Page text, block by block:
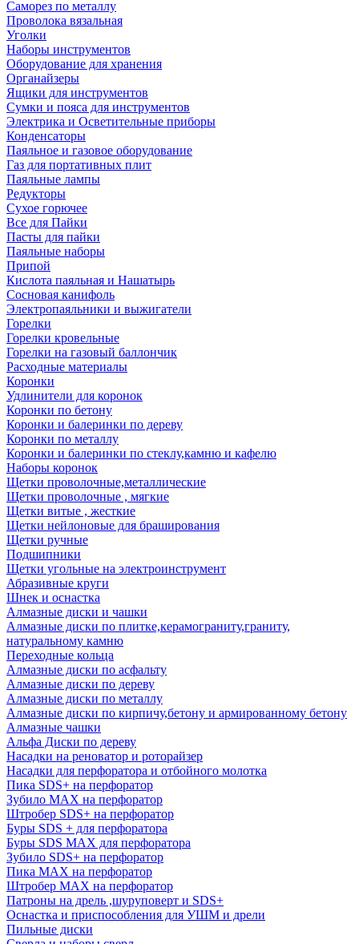
Саморез по металлу
Проволока вязальная
Уголки
Наборы инструментов
Оборудование для хранения
Органайзеры
Ящики для инструментов
Сумки и пояса для инструментов
Электрика и Осветительные приборы
Конденсаторы
Паяльное и газовое оборудование
Газ для портативных плит
Паяльные лампы
Редукторы
Сухое горючее
Все для Пайки
Пасты для пайки
Паяльные наборы
Припой
Кислота паяльная и Нашатырь
Сосновая канифоль
Электропаяльники и выжигатели
Горелки
Горелки кровельные
Горелки на газовый баллончик
Расходные материалы
Коронки
Удлинители для коронок
Коронки по бетону
Коронки и балеринки по дереву
Коронки по металлу
Коронки и балеринки по стеклу,камню и кафелю
Наборы коронок
Щетки проволочные,металлические
Щетки проволочные , мягкие
Щетки витые , жесткие
Щетки нейлоновые для браширования
Щетки ручные
Подшипники
Щетки угольные на электроинструмент
Абразивные круги
Шнек и оснастка
Алмазные диски и чашки
Алмазные диски по плитке,керамограниту,граниту,
натуральному камню
Переходные кольца
Алмазные диски по асфальту
Алмазные диски по дереву
Алмазные диски по металлу
Алмазные диски по кирпичу,бетону и армированному бетону
Алмазные чашки
Альфа Диски по дереву
Насадки на реноватор и роторайзер
Насадки для перфоратора и отбойного молотка
Пика SDS+ на перфоратор
Зубило MAX на перфоратор
Штробер SDS+ на перфоратор
Буры SDS + для перфоратора
Буры SDS MAX для перфоратора
Зубило SDS+ на перфоратор
Пика MAX на перфоратор
Штробер MAX на перфоратор
Патроны на дрель ,шуруповерт и SDS+
Оснастка и приспособления для УШМ и дрели
Пильные диски